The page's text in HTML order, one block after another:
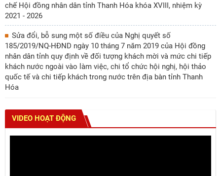
chế Hội đồng nhân dân tỉnh Thanh Hóa khóa XVIII, nhiệm kỳ
2021 - 2026
Sửa đổi, bỗ sung một số điều của Nghị quyết số
185/2019/NQ-HĐND ngày 10 tháng 7 năm 2019 của Hội đồng
nhân dân tỉnh quy định về đối tượng khách mời và mức chi tiếp
khách nước ngoài vào làm việc, chi tổ chức hội nghị, hội thảo
quốc tế và chi tiếp khách trong nước trên địa bàn tỉnh Thanh
Hóa
VIDEO HOẠT ĐỘNG